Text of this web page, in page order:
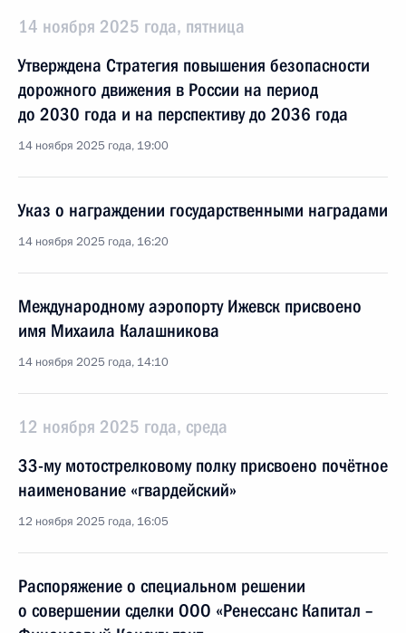
14 ноября 2025 года, пятница
Утверждена Стратегия повышения безопасности
дорожного движения в России на период
до 2030 года и на перспективу до 2036 года
14 ноября 2025 года, 19:00
Указ о награждении государственными наградами
14 ноября 2025 года, 16:20
Международному аэропорту Ижевск присвоено
имя Михаила Калашникова
14 ноября 2025 года, 14:10
12 ноября 2025 года, среда
33-му мотострелковому полку присвоено почётное
наименование «гвардейский»
12 ноября 2025 года, 16:05
Распоряжение о специальном решении
о совершении сделки ООО «Ренессанс Капитал –